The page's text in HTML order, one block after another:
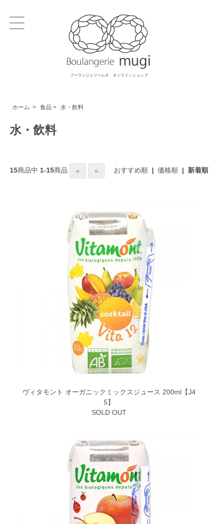
ブーランジェリームギ オンラインショップ
ホーム > 食品 > 水・飲料
水・飲料
15商品中 1-15商品 « » おすすめ順 | 価格順 | 新着順
ヴィタモント オーガニックミックスジュース 200ml【J4
5】
SOLD OUT